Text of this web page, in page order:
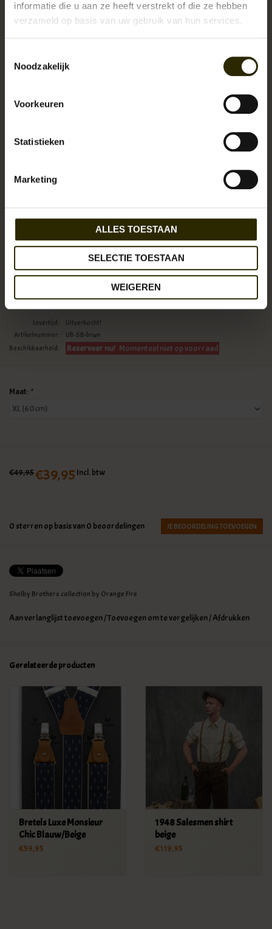
informatie die u aan ze heeft verstrekt of die ze hebben
verzameld op basis van uw gebruik van hun services.
Noodzakelijk
Voorkeuren
Statistieken
Marketing
ALLES TOESTAAN
SELECTIE TOESTAAN
WEIGEREN
Geïnspireerd op de old-skool fashion en lifestyle uit de jaren 20. Een
fraaie tassen, suits en accessoires collectie van eerlijke materialen als
Levertijd:
Uitverkocht!
Artikelnummer:
UB-SB-brwn
Beschikbaarheid:
Reserveer nu! Momenteel niet op voorraad
Maat: *
€49,95€39,95 Incl. btw
JE BEOORDELING TOEVOEGEN
0 sterren op basis van0 beoordelingen
Shelby Brothers collection by Orange Fire
Aan verlanglijst toevoegen/Toevoegen om te vergelijken/Afdrukken
Gerelateerde producten
Bretels Luxe Monsieur
Chic Blauw/Beige
€59,95
1948 Salesmen shirt
beige
€119,95